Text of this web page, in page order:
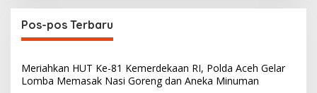
Pos-pos Terbaru
Meriahkan HUT Ke-81 Kemerdekaan RI, Polda Aceh Gelar
Lomba Memasak Nasi Goreng dan Aneka Minuman